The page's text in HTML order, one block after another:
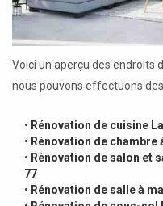
Voici un aperçu des endroits
nous pouvons effectuons
• Rénovation de cuisine
• Rénovation de
• Rénovation de salon et
77
• Rénovation de salle à